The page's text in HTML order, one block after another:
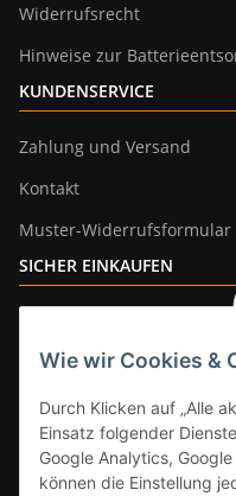
Wie wir Cookies &
Durch Klicken auf „Alle
Einsatz folgender
Google Analytics,
können die Einstellung
Widerrufsrecht
Hinweise zur
KUNDENSERVICE
Zahlung und Versand
Kontakt
Muster-Widerrufsformular
SICHER EINKAUFEN